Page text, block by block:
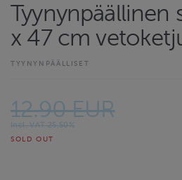
Tyynynpäällinen
x 47 cm
TYYNYNPÄÄLLISET
12.90 EUR
Incl. VAT 25.50%
SOLD OUT